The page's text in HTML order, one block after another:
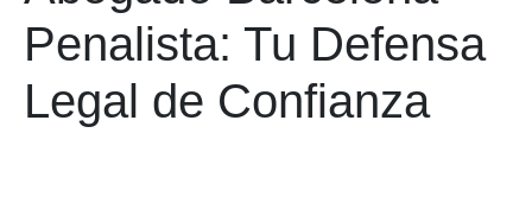
Penalista: Tu Defensa
Legal de Confianza